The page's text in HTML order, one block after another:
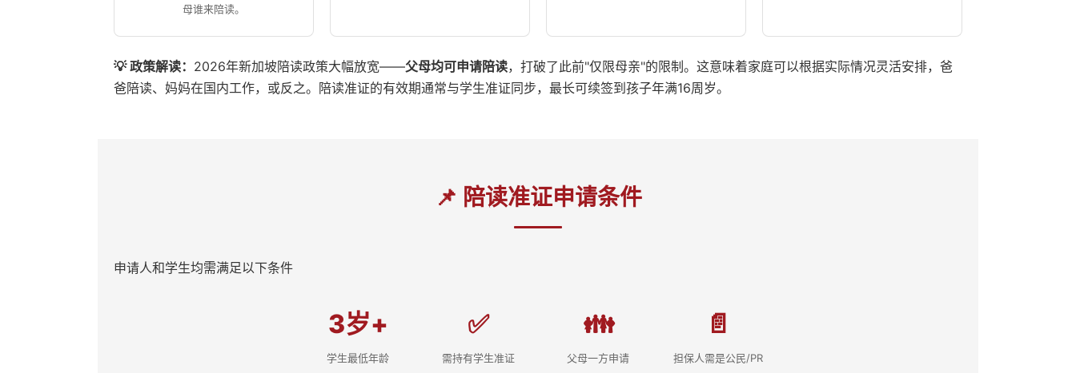
母谁来陪读。
💡 政策解读： 2026年新加坡陪读政策大幅放宽——父母均可申请陪读，打破了此前"仅限母亲"的限制。这意味着家庭可以根据实际情况灵活安排，爸
爸陪读、妈妈在国内工作，或反之。陪读准证的有效期通常与学生准证同步，最长可续签到孩子年满16周岁。
📌 陪读准证申请条件
申请人和学生均需满足以下条件
3岁+
学生最低年龄
✅
需持有学生准证
👪
父母一方申请
📄
担保人需是公民/PR